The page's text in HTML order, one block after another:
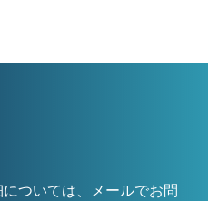
については、メールでお問